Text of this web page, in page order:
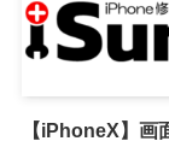
【iPhoneX】画